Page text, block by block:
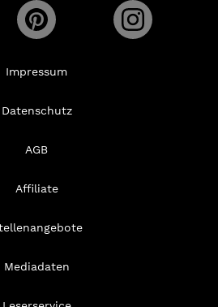
Impressum
Datenschutz
AGB
Affiliate
Mediadaten